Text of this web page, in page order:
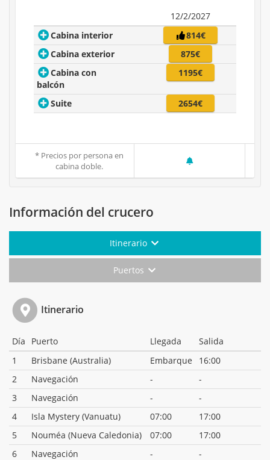
12/2/2027
Cabina interior
814€
Cabina exterior
875€
Cabina con
balcón
1195€
Suite 2654€
* Precios por persona en
cabina doble.
Información del crucero
Itinerario
Puertos
Itinerario
Día Puerto Llegada
Salida
1
Brisbane (Australia) Embarque
16:00
2
Navegación -
-
3
Navegación -
-
4
Isla Mystery (Vanuatu) 07:00
17:00
5
Nouméa (Nueva Caledonia) 07:00
17:00
6
Navegación - -